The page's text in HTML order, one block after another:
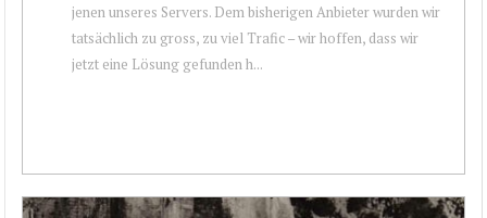
jenen unseres Servers. Dem bisherigen Anbieter wurden wir
tatsächlich zu gross, zu viel Trafic – wir hoffen, dass wir
jetzt eine Lösung gefunden h...